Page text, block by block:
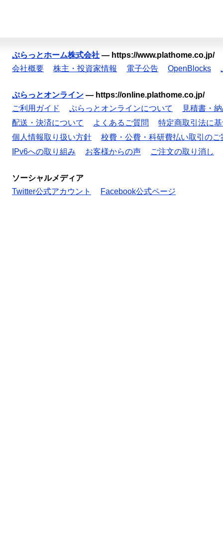
ぷらっとホーム株式会社 — https://www.plathome.co.jp/
会社概要
株主・投資家情報 電子公告 OpenBlocks
ぷらっとオンライン — https://online.plathome.co.jp/
ご利用ガイド
ぷらっとオンラインについて
見積書・
配送・決済について
よくあるご質問
特定商取引法に
個人情報取り扱い方針
校費・公費・科研費払い取引のご
IPv6への取り組み
お客様からの声 ご注文の取り消し
ソーシャルメディア
Twitter公式アカウント
Facebook公式ページ